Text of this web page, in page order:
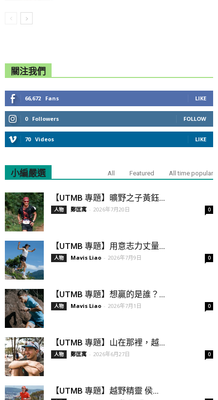
關注我們
66,672 Fans LIKE
0 Followers FOLLOW
70 Videos LIKE
小編嚴選 All Featured All time popular
【UTMB 專題】曠野之子黃鈺...
人物 鄭匡寓 - 2026年7月20日 0
【UTMB 專題】用意志力丈量...
人物 Mavis Liao - 2026年7月9日 0
【UTMB 專題】想贏的是誰？...
人物 Mavis Liao - 2026年7月1日 0
【UTMB 專題】山在那裡，越...
人物 鄭匡寓 - 2026年6月27日 0
【UTMB 專題】越野精靈 侯...